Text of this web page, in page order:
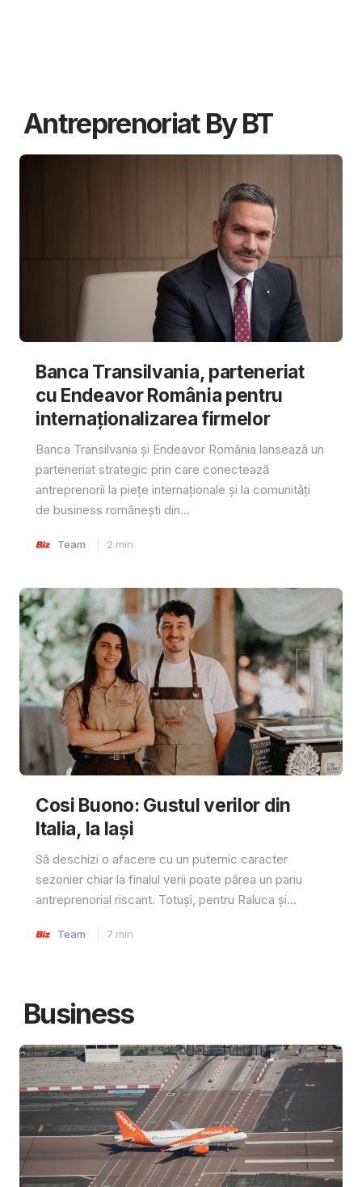
Antreprenoriat By BT
Banca Transilvania, parteneriat
cu Endeavor România pentru
internaționalizarea firmelor
Banca Transilvania și Endeavor România lansează un
parteneriat strategic prin care conectează
antreprenorii la piețe internaționale și la comunități
de business românești din...
Team 2 min
Cosi Buono: Gustul verilor din
Italia, la Iași
Să deschizi o afacere cu un puternic caracter
sezonier chiar la finalul verii poate părea un pariu
antreprenorial riscant. Totuși, pentru Raluca și...
Team 7 min
Business